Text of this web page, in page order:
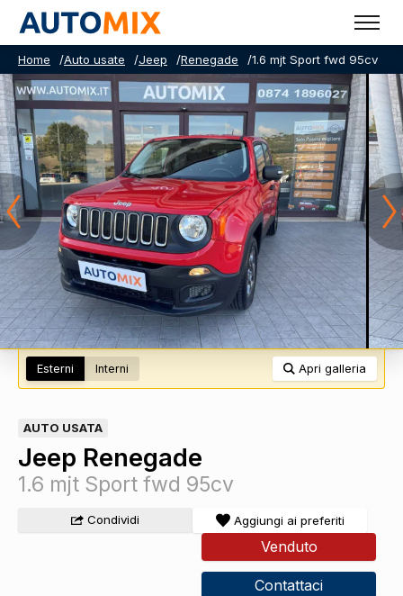
Home /Auto usate /Jeep /Renegade /1.6 mjt Sport fwd 95cv
Esterni Interni Apri galleria
AUTO USATA
Jeep Renegade
1.6 mjt Sport fwd 95cv
Condividi Aggiungi ai preferiti
Venduto
Contattaci